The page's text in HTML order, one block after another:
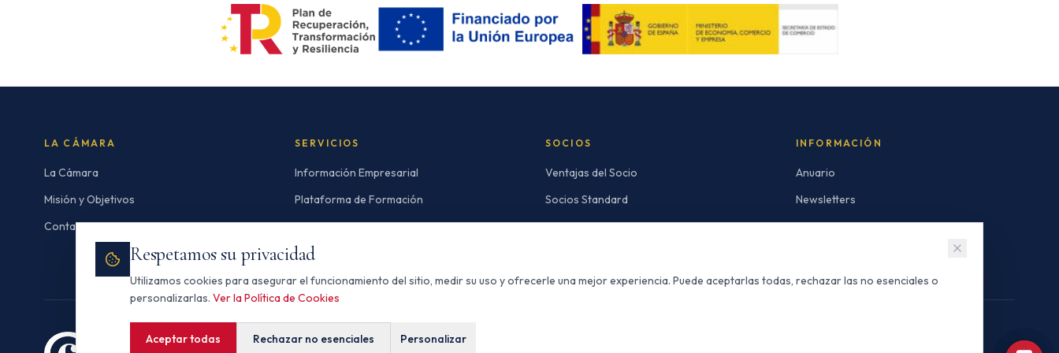
Respetamos su privacidad
Utilizamos cookies para asegurar el funcionamiento del sitio, medir su uso y ofrecerle una mejor experiencia. Puede aceptarlas todas, rechazar las no esenciales o
personalizarlas. Ver la Política de Cookies
Aceptar todas Rechazar no esenciales Personalizar
LA CÁMARA
La Cámara
Misión y Objetivos
Contacto
SERVICIOS
Información Empresarial
Plataforma de Formación
Bolsa de Empleo
SOCIOS
Ventajas del Socio
Socios Standard
Socios Premium
INFORMACIÓN
Anuario
Newsletters
Invertir en Marruecos
CONTACTO